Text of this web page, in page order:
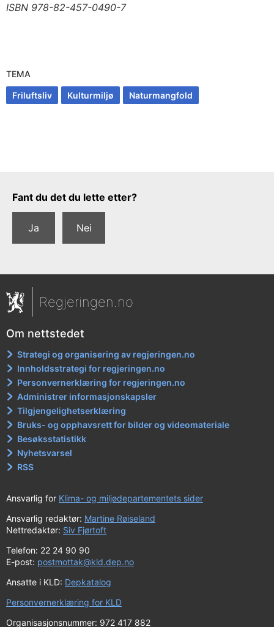
ISBN 978-82-457-0490-7
TEMA
Friluftsliv Kulturmiljø Naturmangfold
Tilbakemeldingsskjema
Fant du det du lette etter?
Ja Nei
Regjeringen.no
Om nettstedet
Strategi og organisering av regjeringen.no
Innholdsstrategi for regjeringen.no
Personvernerklæring for regjeringen.no
Administrer informasjonskapsler
Tilgjengelighetserklæring
Bruks- og opphavsrett for bilder og videomateriale
Besøksstatistikk
Nyhetsvarsel
RSS
Ansvarlig for Klima- og miljødepartementets sider
Ansvarlig redaktør: Martine Røiseland
Nettredaktør: Siv Fjørtoft
Telefon: 22 24 90 90
E-post: postmottak@kld.dep.no
Ansatte i KLD: Depkatalog
Personvernerklæring for KLD
Organisasjonsnummer: 972 417 882